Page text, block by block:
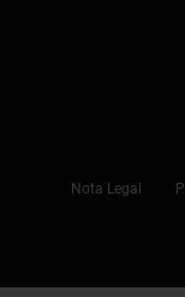
Nota Legal